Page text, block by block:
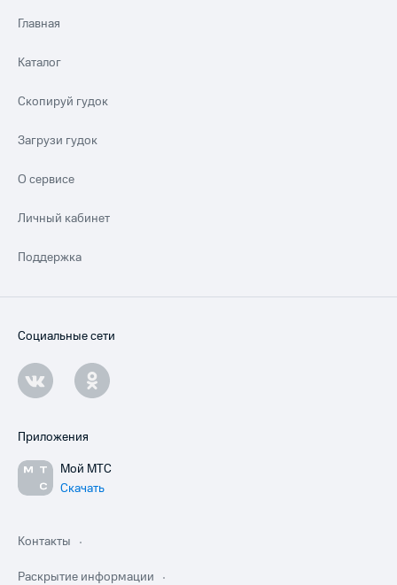
Главная
Каталог
Скопируй гудок
Загрузи гудок
О сервисе
Личный кабинет
Поддержка
Социальные сети
Приложения
Мой МТС
Скачать
Контакты
Раскрытие информации